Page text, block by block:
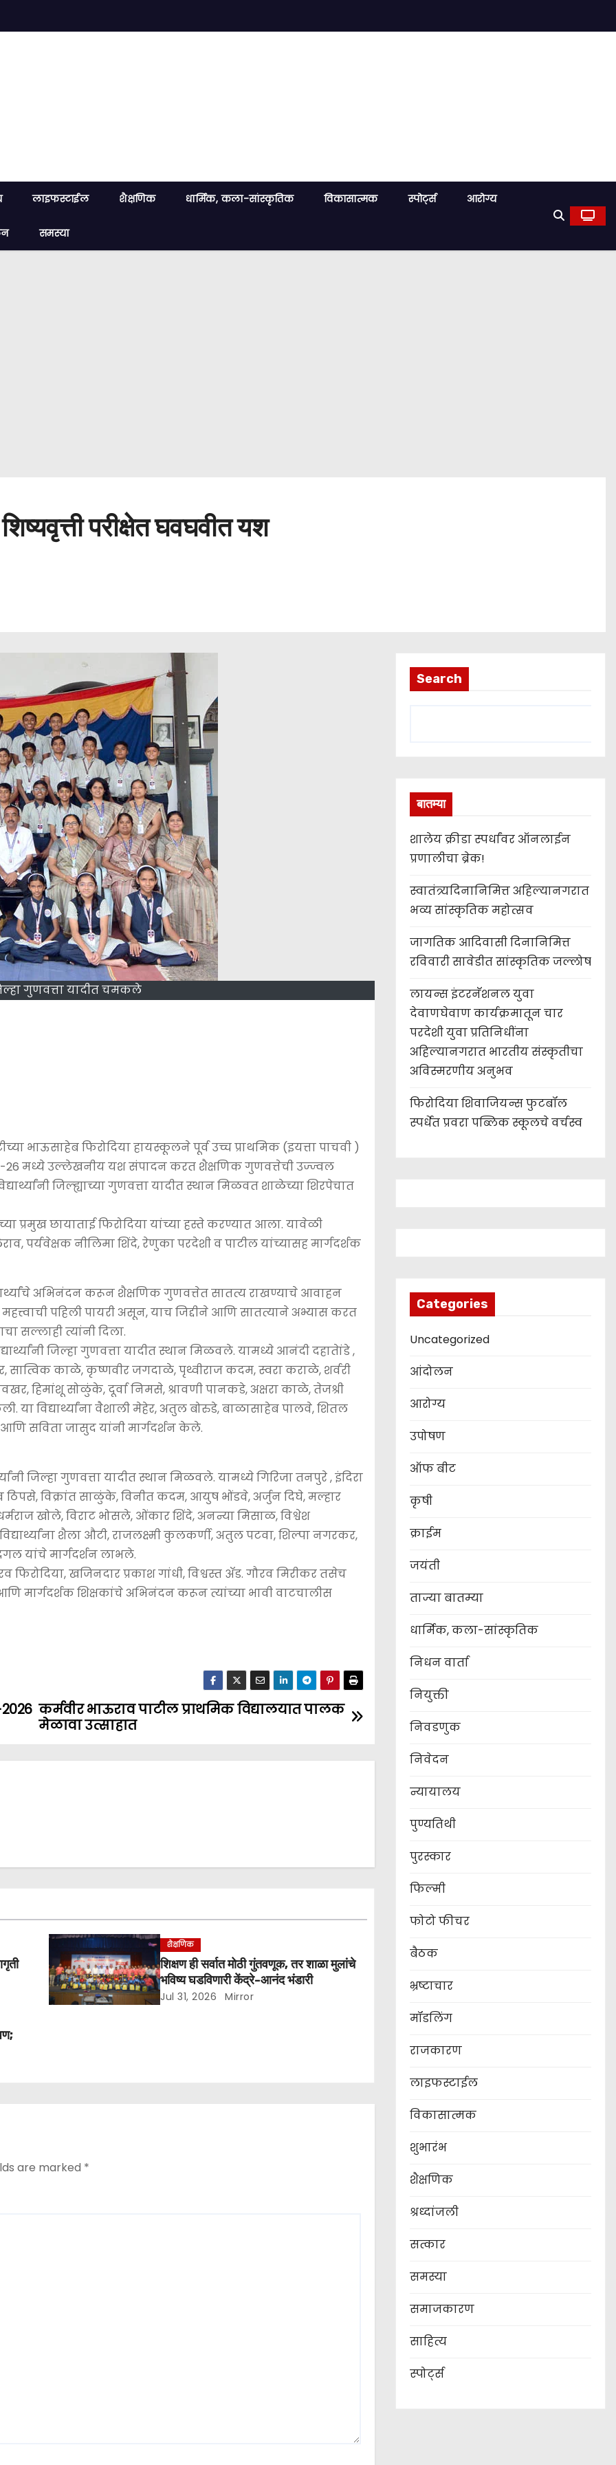
लाइफस्टाईल शैक्षणिक धार्मिक, कला-सांस्कृतिक विकासात्मक स्पोर्ट्स आरोग्य
समस्या
परीक्षेत घवघवीत यश
जिल्हा गुणवत्ता यादीत चमकले
भाऊसाहेब फिरोदिया हायस्कूलने पूर्व उच्च प्राथमिक (इयत्ता पाचवी )
26 मध्ये उल्लेखनीय यश संपादन करत शैक्षणिक गुणवत्तेची उज्ज्वल
जिल्ह्याच्या गुणवत्ता यादीत स्थान मिळवत शाळेच्या शिरपेचात
प्रमुख छायाताई फिरोदिया यांच्या हस्ते करण्यात आला. यावेळी
नीलिमा शिंदे, रेणुका परदेशी व पाटील यांच्यासह मार्गदर्शक
अभिनंदन करून शैक्षणिक गुणवत्तेत सातत्य राखण्याचे आवाहन
महत्त्वाची पहिली पायरी असून, याच जिद्दीने आणि सातत्याने अभ्यास करत
सल्लाही त्यांनी दिला.
जिल्हा गुणवत्ता यादीत स्थान मिळवले. यामध्ये आनंदी दहातेांडे ,
काळे, कृष्णवीर जगदाळे, पृथ्वीराज कदम, स्वरा कराळे, शर्वरी
हिमांशू सोळुंके, दूर्वा निमसे, श्रावणी पानकडे, अक्षरा काळे, तेजश्री
या विद्यार्थ्यांना वैशाली मेहेर, अतुल बोरुडे, बाळासाहेब पालवे, शितल
सविता जासुद यांनी मार्गदर्शन केले.
जिल्हा गुणवत्ता यादीत स्थान मिळवले. यामध्ये गिरिजा तनपुरे , इंदिरा
विक्रांत साळुंके, विनीत कदम, आयुष भोंडवे, अर्जुन दिघे, मल्हार
खोले, विराट भोसले, ओंकार शिंदे, अनन्या मिसाळ, विश्वेश
शैला औटी, राजलक्ष्मी कुलकर्णी, अतुल पटवा, शिल्पा नगरकर,
यांचे मार्गदर्शन लाभले.
फिरोदिया, खजिनदार प्रकाश गांधी, विश्वस्त ॲड. गौरव मिरीकर तसेच
मार्गदर्शक शिक्षकांचे अभिनंदन करून त्यांच्या भावी वाटचालीस
कर्मवीर भाऊराव पाटील प्राथमिक विद्यालयात पालक
मेळावा उत्साहात
शैक्षणिक
शिक्षण ही सर्वात मोठी गुंतवणूक, तर शाळा मुलांचे
भविष्य घडविणारी केंद्रे-आनंद भंडारी
Jul 31, 2026 Mirror
are marked *
Search
बातम्या
शालेय क्रीडा स्पर्धांवर ऑनलाईन
प्रणालीचा ब्रेक!
स्वातंत्र्यदिनानिमित्त अहिल्यानगरात
भव्य सांस्कृतिक महोत्सव
जागतिक आदिवासी दिनानिमित्त
रविवारी सावेडीत सांस्कृतिक जल्लोष
लायन्स इंटरनॅशनल युवा
देवाणघेवाण कार्यक्रमातून चार
परदेशी युवा प्रतिनिधींना
अहिल्यानगरात भारतीय संस्कृतीचा
अविस्मरणीय अनुभव
फिरोदिया शिवाजियन्स फुटबॉल
स्पर्धेत प्रवरा पब्लिक स्कूलचे वर्चस्व
Categories
Uncategorized
आंदोलन
आरोग्य
उपोषण
ऑफ बीट
कृषी
क्राईम
जयंती
ताज्या बातम्या
धार्मिक, कला-सांस्कृतिक
निधन वार्ता
नियुक्ती
निवडणुक
निवेदन
न्यायालय
पुण्यतिथी
पुरस्कार
फिल्मी
फोटो फीचर
बैठक
भ्रष्टाचार
मॉडलिंग
राजकारण
लाइफस्टाईल
विकासात्मक
शुभारंभ
शैक्षणिक
श्रध्दांजली
सत्कार
समस्या
समाजकारण
साहित्य
स्पोर्ट्स